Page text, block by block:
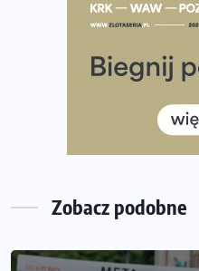
35. Bieg Powstania
Ile razy w tygodniu
często biegać, żeby robić
Już w ten weekend! Przed
i Półmaraton Szczeciński.
Zobacz podobne